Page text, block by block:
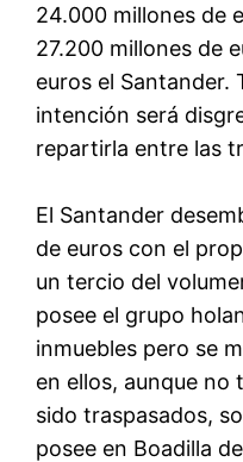
24.000 millones de
27.200 millones de
euros el Santander.
intención será
repartirla entre las
El Santander
de euros con el
un tercio del
posee el grupo
inmuebles pero se
en ellos, aunque no
sido traspasados,
posee en Boadilla